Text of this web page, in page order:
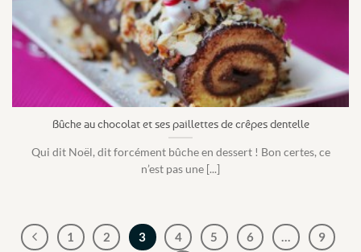
Bûche au chocolat et ses paillettes de crêpes dentelle
Qui dit Noël, dit forcément bûche en dessert ! Bon certes, ce
n’est pas une [...]
1 2 3 4 5 6 9